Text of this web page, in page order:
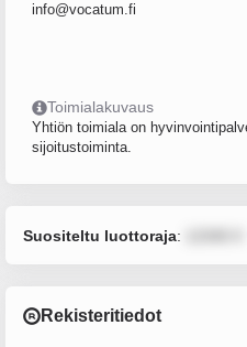
info@vocatum.fi
Toimialakuvaus
Yhtiön toimiala on
sijoitustoiminta.
Suositeltu luottoraja:
Rekisteritiedot